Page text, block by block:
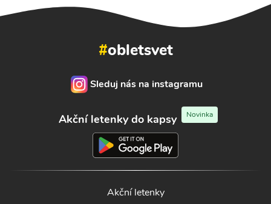
#obletsvet
Sleduj nás na instagramu
Akční letenky do kapsy Novinka
Akční letenky